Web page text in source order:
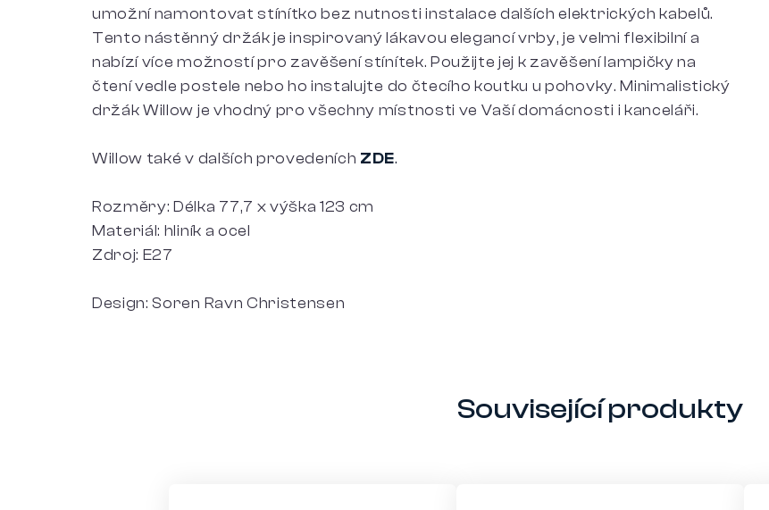
umožní namontovat stínítko bez nutnosti instalace dalších elektrických kabelů.
Tento nástěnný držák je inspirovaný lákavou elegancí vrby, je velmi flexibilní a
nabízí více možností pro zavěšení stínítek. Použijte jej k zavěšení lampičky na
čtení vedle postele nebo ho instalujte do čtecího koutku u pohovky. Minimalistický
držák Willow je vhodný pro všechny místnosti ve Vaší domácnosti i kanceláři.
Willow také v dalších provedeních ZDE.
Rozměry: Délka 77,7 x výška 123 cm
Materiál: hliník a ocel
Zdroj: E27
Design: Soren Ravn Christensen
Související produkty